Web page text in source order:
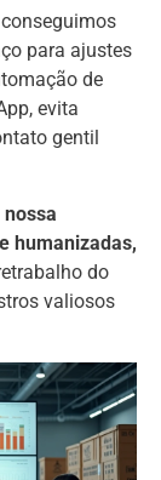
para ajustes
de
evita
gentil
humanizadas,
do
valiosos